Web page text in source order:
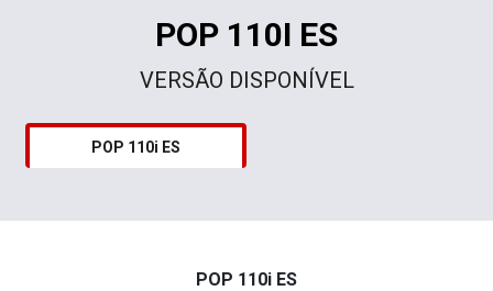
POP 110I ES
VERSÃO DISPONÍVEL
POP 110i ES
POP 110i ES